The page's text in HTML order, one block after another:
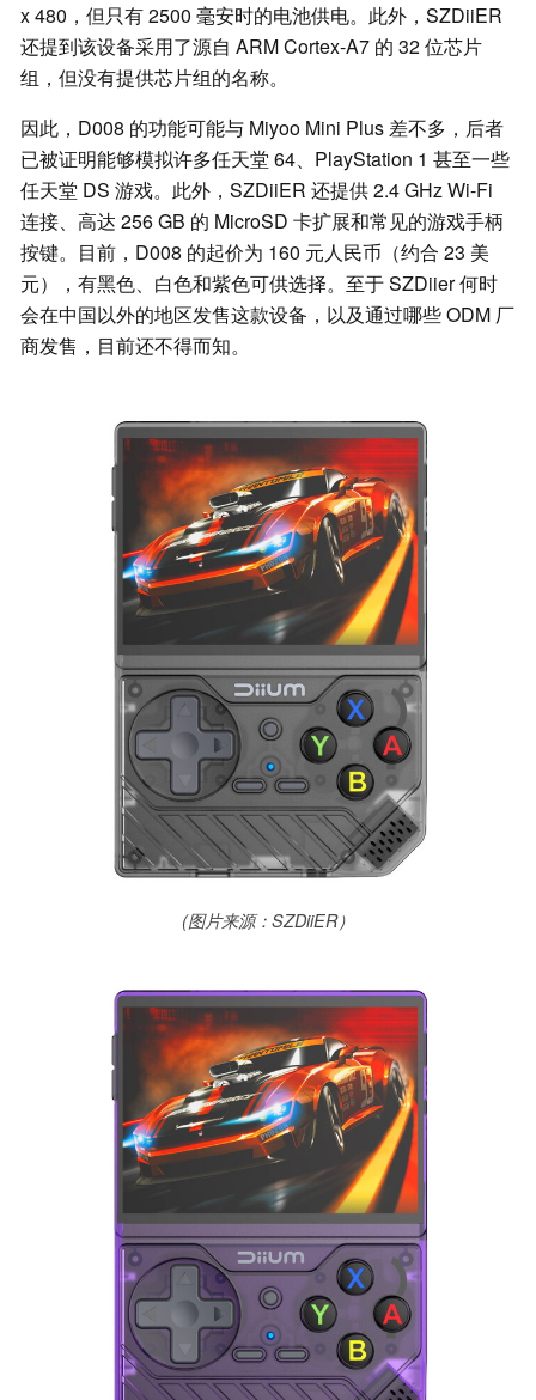
x 480，但只有 2500 毫安时的电池供电。此外，SZDiiER
还提到该设备采用了源自 ARM Cortex-A7 的 32 位芯片
组，但没有提供芯片组的名称。
因此，D008 的功能可能与 Miyoo Mini Plus 差不多，后者
已被证明能够模拟许多任天堂 64、PlayStation 1 甚至一些
任天堂 DS 游戏。此外，SZDiiER 还提供 2.4 GHz Wi-Fi
连接、高达 256 GB 的 MicroSD 卡扩展和常见的游戏手柄
按键。目前，D008 的起价为 160 元人民币（约合 23 美
元），有黑色、白色和紫色可供选择。至于 SZDiier 何时
会在中国以外的地区发售这款设备，以及通过哪些 ODM 厂
商发售，目前还不得而知。
(图片来源：SZDiiER）